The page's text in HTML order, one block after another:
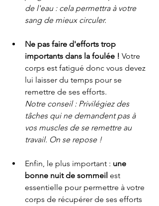
de l'eau : cela permettra à votre
sang de mieux circuler.
Ne pas faire d'efforts trop
importants dans la foulée ! Votre
corps est fatigué donc vous devez
lui laisser du temps pour se
remettre de ses efforts.
Notre conseil : Privilégiez des
tâches qui ne demandent pas à
vos muscles de se remettre au
travail. On se repose !
Enfin, le plus important : une
bonne nuit de sommeil est
essentielle pour permettre à votre
corps de récupérer de ses efforts